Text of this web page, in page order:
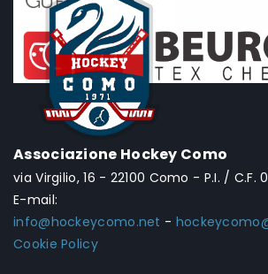
Associazione Hockey Como
via Virgilio, 16 - 22100 Como - P.I. / C.F.
E-mail:
info@hockeycomo.net -
Cookie Policy